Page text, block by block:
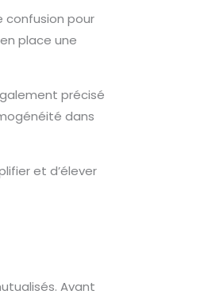
confusion pour
place une
précisé
dans
et d’élever
Avant